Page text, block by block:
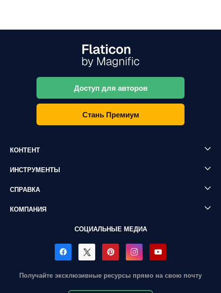
Доступ для авторов
Стань Премиум
КОНТЕНТ
ИНСТРУМЕНТЫ
СПРАВКА
КОМПАНИЯ
СОЦИАЛЬНЫЕ МЕДИА
Получайте эксклюзивные ресурсы прямо на свою почту